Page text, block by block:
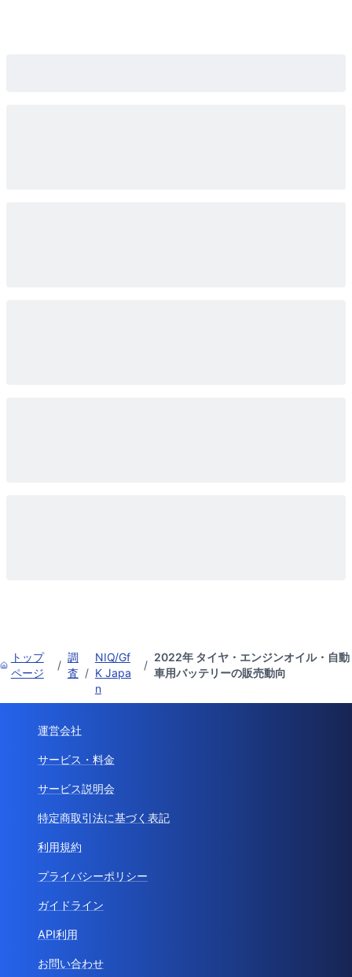
トップ
ページ
/
調
査 /
NIQ/Gf
K Japa
n
/
2022年 タイヤ・エンジンオイル・自動
車用バッテリーの販売動向
運営会社
サービス・料金
サービス説明会
特定商取引法に基づく表記
利用規約
プライバシーポリシー
ガイドライン
API利用
お問い合わせ